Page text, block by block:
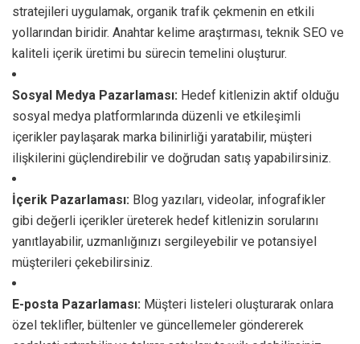
stratejileri uygulamak, organik trafik çekmenin en etkili
yollarından biridir. Anahtar kelime araştırması, teknik SEO ve
kaliteli içerik üretimi bu sürecin temelini oluşturur.
Sosyal Medya Pazarlaması: Hedef kitlenizin aktif olduğu
sosyal medya platformlarında düzenli ve etkileşimli
içerikler paylaşarak marka bilinirliği yaratabilir, müşteri
ilişkilerini güçlendirebilir ve doğrudan satış yapabilirsiniz.
İçerik Pazarlaması: Blog yazıları, videolar, infografikler
gibi değerli içerikler üreterek hedef kitlenizin sorularını
yanıtlayabilir, uzmanlığınızı sergileyebilir ve potansiyel
müşterileri çekebilirsiniz.
E-posta Pazarlaması: Müşteri listeleri oluşturarak onlara
özel teklifler, bültenler ve güncellemeler göndererek